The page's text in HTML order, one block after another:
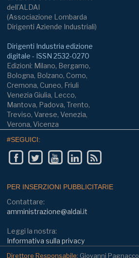
dell'ALDAI
(Associazione Lombarda
Dirigenti Aziende Industriali)
Dirigenti Industria edizione
digitale - ISSN 2532-0270
Edizioni: Milano, Bergamo,
Bologna, Bolzano, Como,
Cremona, Cuneo, Friuli
Venezia Giulia, Lecco,
Mantova, Padova, Trento,
Treviso, Varese, Venezia,
Verona, Vicenza
#SEGUICI:
PER INSERZIONI PUBBLICITARIE
Contattare:
amministrazione@aldai.it
Leggi la nostra:
Informativa sulla privacy
Direttore Responsabile: Giovanni Pagnacco.